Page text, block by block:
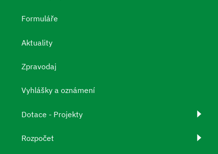
Formuláře
Aktuality
Zpravodaj
Vyhlášky a oznámení
Dotace - Projekty
Rozpočet